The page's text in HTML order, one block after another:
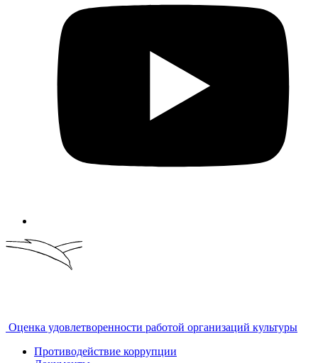
Оценка удовлетворенности работой организаций культуры
Противодействие коррупции